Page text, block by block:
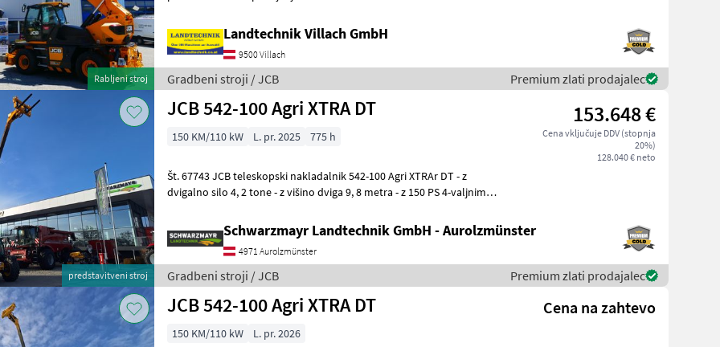
Rabljeni stroj
Landtechnik Villach GmbH
9500 Villach
Gradbeni stroji / JCB Premium zlati prodajalec
predstavitveni stroj
JCB 542-100 Agri XTRA DT 153.648 €
Cena vključuje DDV (stopnja
20%)
128.040 € neto
150 KM/110 kW L. pr. 2025 775 h
Št. 67743 JCB teleskopski nakladalnik 542-100 Agri XTRAr DT - z
dvigalno silo 4, 2 tone - z višino dviga 9, 8 metra - z 150 PS 4-valjnim
Schwarzmayr Landtechnik GmbH - Aurolzmünster
4971 Aurolzmünster
Gradbeni stroji / JCB Premium zlati prodajalec
JCB 542-100 Agri XTRA DT Cena na zahtevo
150 KM/110 kW L. pr. 2026